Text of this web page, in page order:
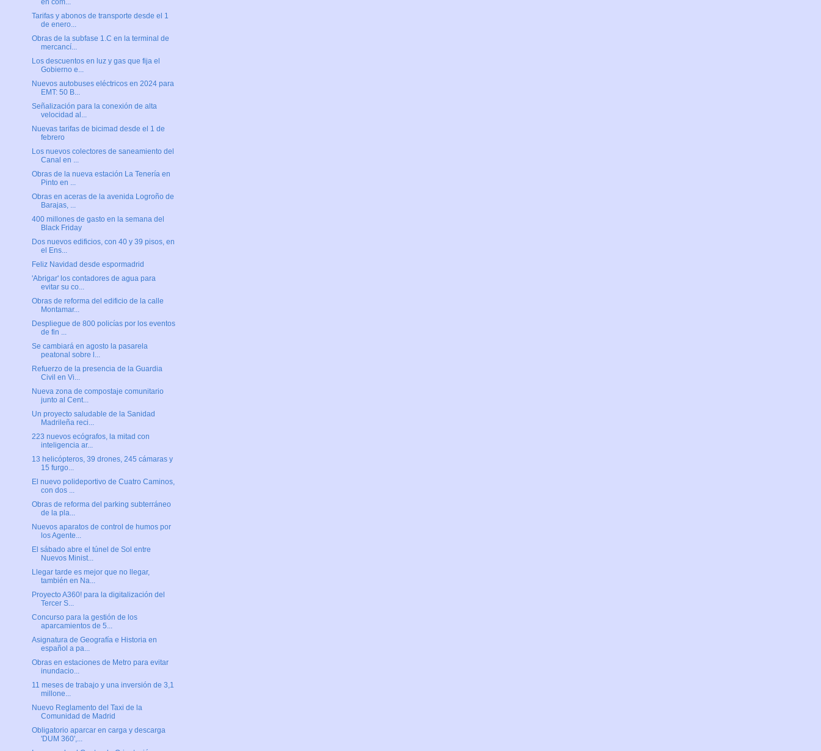
en com...
Tarifas y abonos de transporte desde el 1
de enero...
Obras de la subfase 1.C en la terminal de
mercancí...
Los descuentos en luz y gas que fija el
Gobierno e...
Nuevos autobuses eléctricos en 2024 para
EMT: 50 B...
Señalización para la conexión de alta
velocidad al...
Nuevas tarifas de bicimad desde el 1 de
febrero
Los nuevos colectores de saneamiento del
Canal en ...
Obras de la nueva estación La Tenería en
Pinto en ...
Obras en aceras de la avenida Logroño de
Barajas, ...
400 millones de gasto en la semana del
Black Friday
Dos nuevos edificios, con 40 y 39 pisos, en
el Ens...
Feliz Navidad desde espormadrid
'Abrigar' los contadores de agua para
evitar su co...
Obras de reforma del edificio de la calle
Montamar...
Despliegue de 800 policías por los eventos
de fin ...
Se cambiará en agosto la pasarela
peatonal sobre l...
Refuerzo de la presencia de la Guardia
Civil en Vi...
Nueva zona de compostaje comunitario
junto al Cent...
Un proyecto saludable de la Sanidad
Madrileña reci...
223 nuevos ecógrafos, la mitad con
inteligencia ar...
13 helicópteros, 39 drones, 245 cámaras y
15 furgo...
El nuevo polideportivo de Cuatro Caminos,
con dos ...
Obras de reforma del parking subterráneo
de la pla...
Nuevos aparatos de control de humos por
los Agente...
El sábado abre el túnel de Sol entre
Nuevos Minist...
Llegar tarde es mejor que no llegar,
también en Na...
Proyecto A360! para la digitalización del
Tercer S...
Concurso para la gestión de los
aparcamientos de 5...
Asignatura de Geografía e Historia en
español a pa...
Obras en estaciones de Metro para evitar
inundacio...
11 meses de trabajo y una inversión de 3,1
millone...
Nuevo Reglamento del Taxi de la
Comunidad de Madrid
Obligatorio aparcar en carga y descarga
'DUM 360',...